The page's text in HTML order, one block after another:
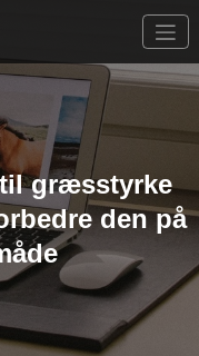
græsstyrke
den på